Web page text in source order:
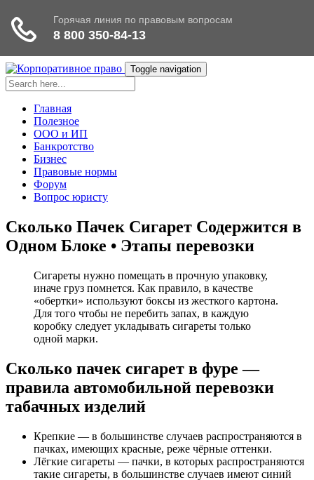
Toggle navigation
Главная
Полезное
ООО и ИП
Банкротство
Бизнес
Правовые нормы
Форум
Вопрос юристу
Сколько Пачек Сигарет Содержится в
Одном Блоке • Этапы перевозки
Сигареты нужно помещать в прочную упаковку,
иначе груз помнется. Как правило, в качестве
«обертки» используют боксы из жесткого картона.
Для того чтобы не перебить запах, в каждую
коробку следует укладывать сигареты только
одной марки.
Сколько пачек сигарет в фуре —
правила автомобильной перевозки
табачных изделий
Крепкие — в большинстве случаев распространяются в
пачках, имеющих красные, реже чёрные оттенки.
Лёгкие сигареты — пачки, в которых распространяются
такие сигареты, в большинстве случаев имеют синий